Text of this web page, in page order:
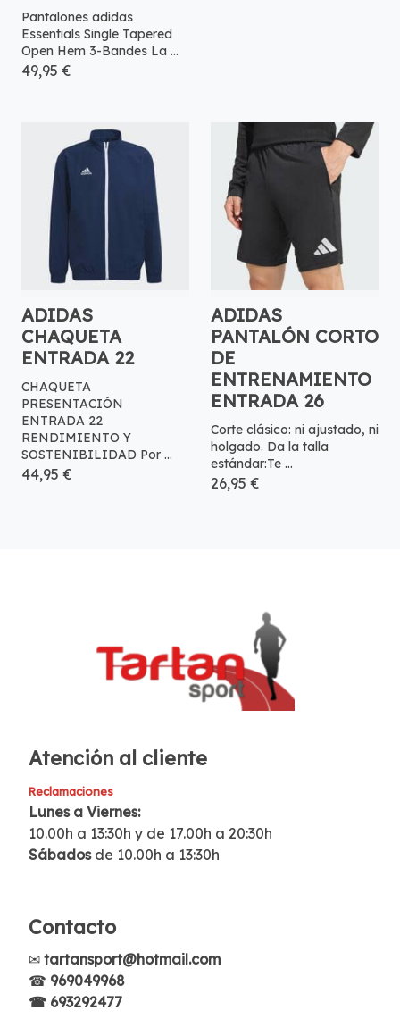
Pantalones adidas
Essentials Single Tapered
Open Hem 3-Bandes La ...
49,95 €
ADIDAS
CHAQUETA
ENTRADA 22
CHAQUETA
PRESENTACIÓN
ENTRADA 22
RENDIMIENTO Y
SOSTENIBILIDAD Por ...
44,95 €
ADIDAS
PANTALÓN CORTO
DE
ENTRENAMIENTO
ENTRADA 26
Corte clásico: ni ajustado, ni
holgado. Da la talla
estándar:Te ...
26,95 €
Atención al cliente
Reclamaciones
Lunes a Viernes:
10.00h a 13:30h y de 17.00h a 20:30h
Sábados de 10.00h a 13:30h
Contacto
✉ tartansport@hotmail.com
☎ 969049968
☎ 693292477